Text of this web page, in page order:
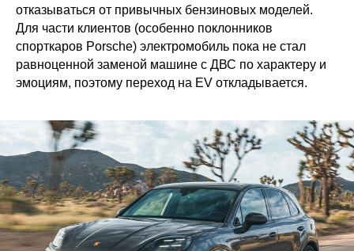
отказываться от привычных бензиновых моделей.
Для части клиентов (особенно поклонников
спорткаров Porsche) электромобиль пока не стал
равноценной заменой машине с ДВС по характеру и
эмоциям, поэтому переход на EV откладывается.